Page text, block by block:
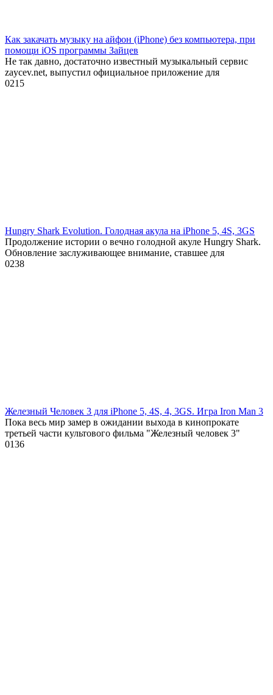
Как закачать музыку на айфон (iPhone) без компьютера, при
помощи iOS программы Зайцев
Не так давно, достаточно известный музыкальный сервис
zaycev.net, выпустил официальное приложение для
0215
Hungry Shark Evolution. Голодная акула на iPhone 5, 4S, 3GS
Продолжение истории о вечно голодной акуле Hungry Shark.
Обновление заслуживающее внимание, ставшее для
0238
Железный Человек 3 для iPhone 5, 4S, 4, 3GS. Игра Iron Man 3
Пока весь мир замер в ожидании выхода в кинопрокате
третьей части культового фильма "Железный человек 3"
0136